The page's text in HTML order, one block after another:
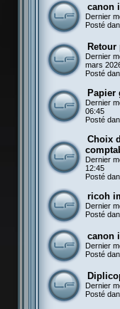
canon
Dernier
Posté
Dernier
mars
Posté
Papier
Dernier
06:45
Posté
Choix
Dernier
12:45
Posté
ricoh
Dernier
Posté
canon
Dernier
Posté
Dernier
Posté